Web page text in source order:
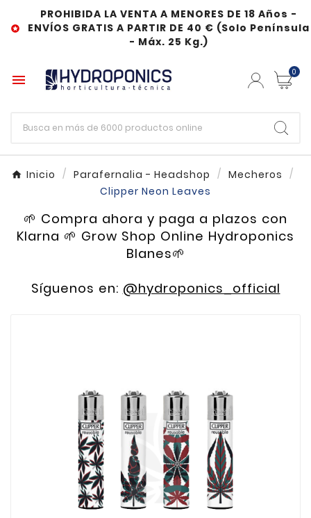

PROHIBIDA LA VENTA A MENORES DE 18 Años -
ENVÍOS GRATIS A PARTIR DE 40 € (Solo Península
- Máx. 25 Kg.)
 0
Inicio Parafernalia - Headshop
Mecheros
Clipper Neon Leaves
🌱 Compra ahora y paga a plazos con
Klarna 🌱 Grow Shop Online Hydroponics
Blanes🌱
Síguenos en: @hydroponics_official